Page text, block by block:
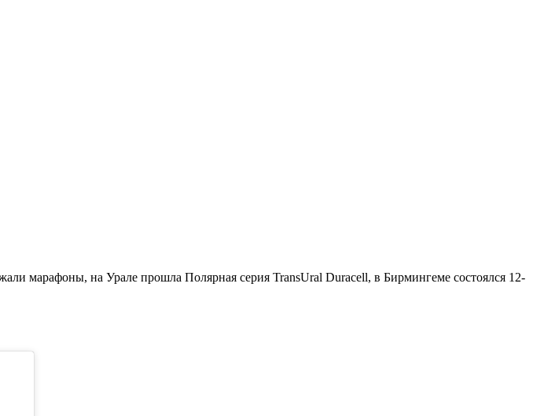
марафоны, на Урале прошла Полярная серия TransUral Duracell, в Бирмингеме состоялся 12-